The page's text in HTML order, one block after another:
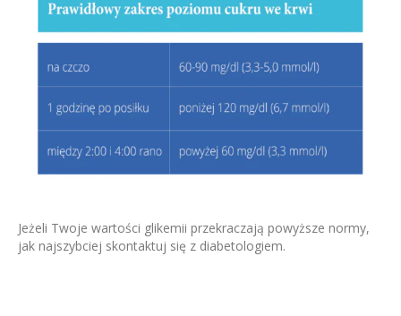
Jeżeli Twoje wartości glikemii przekraczają powyższe normy,
jak najszybciej skontaktuj się z diabetologiem.